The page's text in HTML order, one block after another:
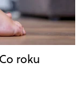
roku